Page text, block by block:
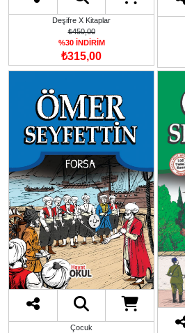
Deşifre X Kitaplar
₺450,00
%30 İNDİRİM
₺315,00
Çocuk